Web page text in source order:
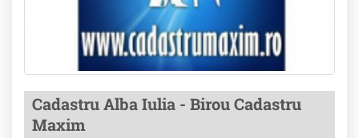
Cadastru Alba Iulia - Birou Cadastru
Maxim